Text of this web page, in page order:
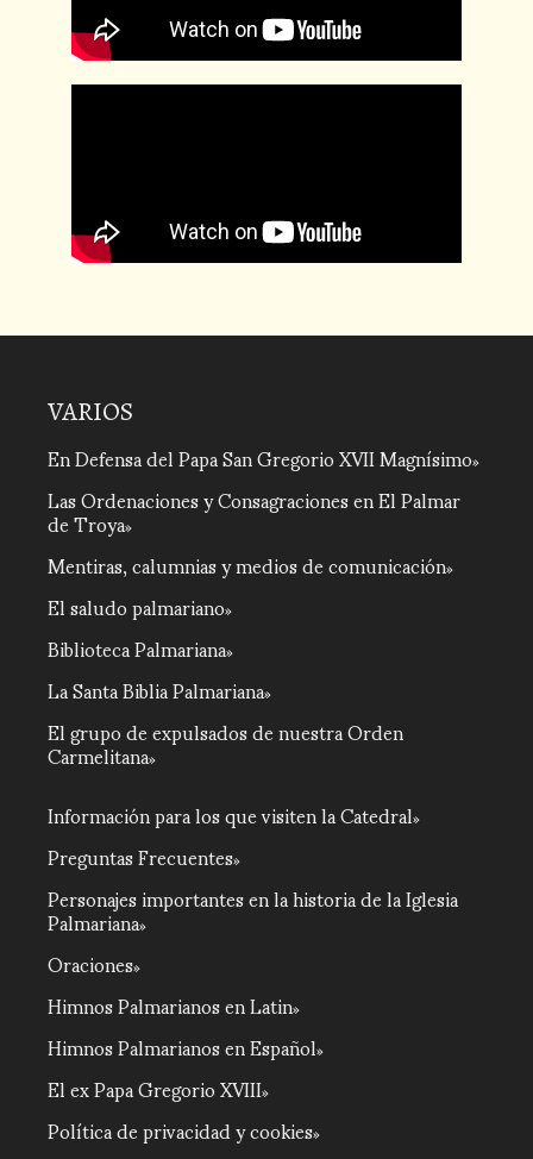
VARIOS
En Defensa del Papa San Gregorio XVII Magnísimo
Las Ordenaciones y Consagraciones en El Palmar
de Troya
Mentiras, calumnias y medios de comunicación
El saludo palmariano
Biblioteca Palmariana
La Santa Biblia Palmariana
El grupo de expulsados de nuestra Orden
Carmelitana
Información para los que visiten la Catedral
Preguntas Frecuentes
Personajes importantes en la historia de la Iglesia
Palmariana
Oraciones
Himnos Palmarianos en Latin
Himnos Palmarianos en Español
El ex Papa Gregorio XVIII
Política de privacidad y cookies